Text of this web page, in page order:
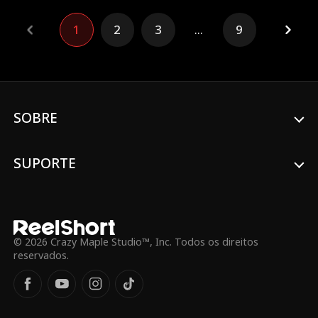
seus agressores, dar a volta por cima e
encontrar o amor verdadeiro.
1 2 3 ... 9
SOBRE
SUPORTE
© 2026 Crazy Maple Studio™, Inc. Todos os direitos
reservados.